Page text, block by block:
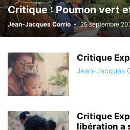
Critique : Poumon vert
Jean-Jacques Corrio - 25 septembre
Critique
Jean-Jacques
Critique
libération a